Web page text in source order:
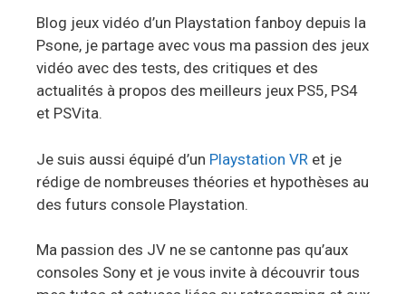
Blog jeux vidéo d’un Playstation fanboy depuis la
Psone, je partage avec vous ma passion des jeux
vidéo avec des tests, des critiques et des
actualités à propos des meilleurs jeux PS5, PS4
et PSVita.
Je suis aussi équipé d’un Playstation VR et je
rédige de nombreuses théories et hypothèses au
des futurs console Playstation.
Ma passion des JV ne se cantonne pas qu’aux
consoles Sony et je vous invite à découvrir tous